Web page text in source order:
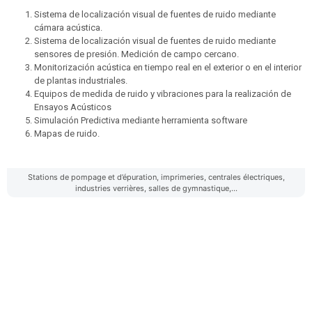
Sistema de localización visual de fuentes de ruido mediante
cámara acústica.
Sistema de localización visual de fuentes de ruido mediante
sensores de presión. Medición de campo cercano.
Monitorización acústica en tiempo real en el exterior o en el interior
de plantas industriales.
Equipos de medida de ruido y vibraciones para la realización de
Ensayos Acústicos
Simulación Predictiva mediante herramienta software
Mapas de ruido.
Stations de pompage et d’épuration, imprimeries, centrales électriques,
industries verrières, salles de gymnastique,...